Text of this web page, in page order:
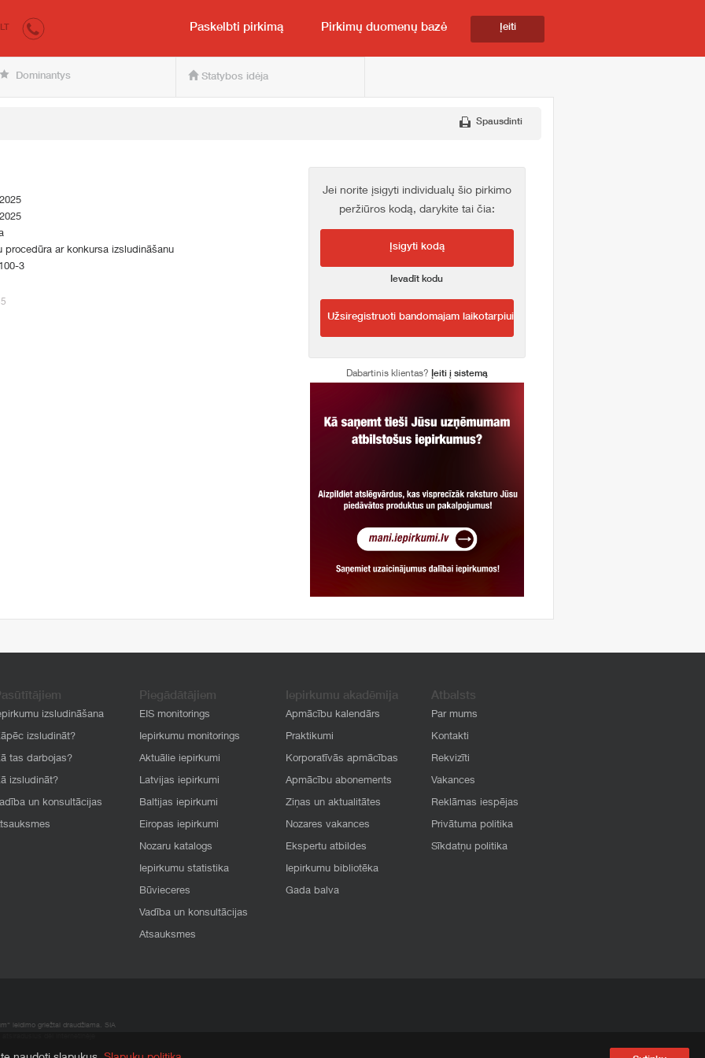
Pirkėjui ir pardavėjui
LT Paskelbti pirkimą Pirkimų duomenų bazė Įeiti
Dominantys Statybos idėja
Spausdinti
procedūra ar konkursa izsludināšanu
3
Jei norite įsigyti individualų šio pirkimo
peržiūros kodą, darykite tai čia:
Įsigyti kodą
Ievadīt kodu
Užsiregistruoti bandomajam laikotarpiui
Dabartinis klientas? Įeiti į sistemą
izsludināšana
izsludināt?
tas darbojas?
izsludināt?
un konsultācijas
Piegādātājiem
EIS monitorings
Iepirkumu monitorings
Aktuālie iepirkumi
Latvijas iepirkumi
Baltijas iepirkumi
Eiropas iepirkumi
Nozaru katalogs
Iepirkumu statistika
Būvieceres
Vadība un konsultācijas
Atsauksmes
Iepirkumu akadēmija
Apmācību kalendārs
Praktikumi
Korporatīvās apmācības
Apmācību abonements
Ziņas un aktualitātes
Nozares vakances
Ekspertu atbildes
Iepirkumu bibliotēka
Gada balva
Atbalsts
Par mums
Kontakti
Rekvizīti
Vakances
Reklāmas iespējas
Privātuma politika
Sīkdatņu politika
leidimo griežtai draudžiama. SIA